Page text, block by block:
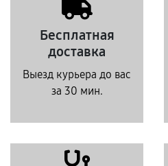
Бесплатная
доставка
Выезд курьера до вас
за 30 мин.